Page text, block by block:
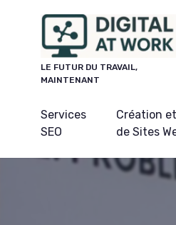
LE FUTUR DU TRAVAIL,
MAINTENANT
Services
SEO
Création
de Sites